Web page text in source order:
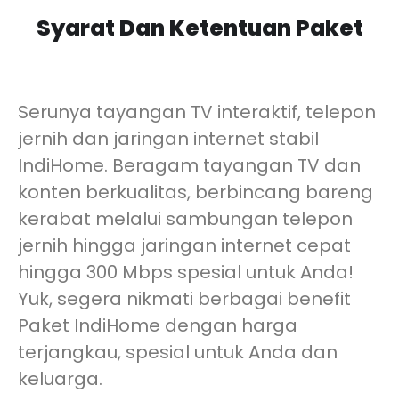
Syarat Dan Ketentuan Paket
Serunya tayangan TV interaktif, telepon
jernih dan jaringan internet stabil
IndiHome. Beragam tayangan TV dan
konten berkualitas, berbincang bareng
kerabat melalui sambungan telepon
jernih hingga jaringan internet cepat
hingga 300 Mbps spesial untuk Anda!
Yuk, segera nikmati berbagai benefit
Paket IndiHome dengan harga
terjangkau, spesial untuk Anda dan
keluarga.